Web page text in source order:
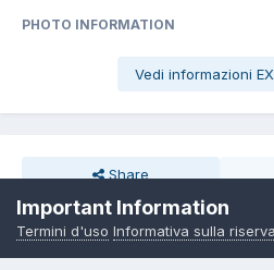
PHOTO INFORMATION
Vedi informazioni
Share
Important Information
Termini d'uso Informativa sulla